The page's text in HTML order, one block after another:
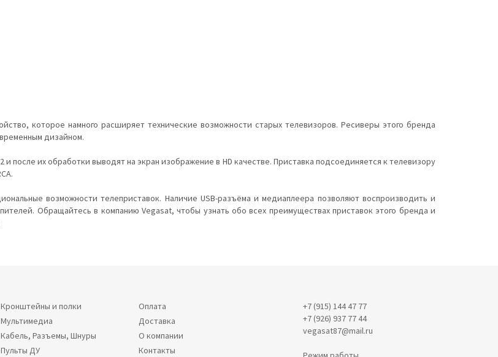
которое намного расширяет технические возможности старых телевизоров. Ресиверы этого бренда
дизайном.
после их обработки выводят на экран изображение в HD качестве. Приставка подсоединяется к телевизору
возможности телеприставок. Наличие USB-разъёма и медиаплеера позволяют воспроизводить и
Обращайтесь в компанию Vegasat, чтобы узнать обо всех преимуществах приставок этого бренда и
Кронштейны и полки
Мультимедиа
Кабель, Разъемы, Шнуры
Пульты ДУ
Оплата
Доставка
О компании
Контакты
+7 (915) 144 47 77
+7 (926) 937 77 44
vegasat87@mail.ru